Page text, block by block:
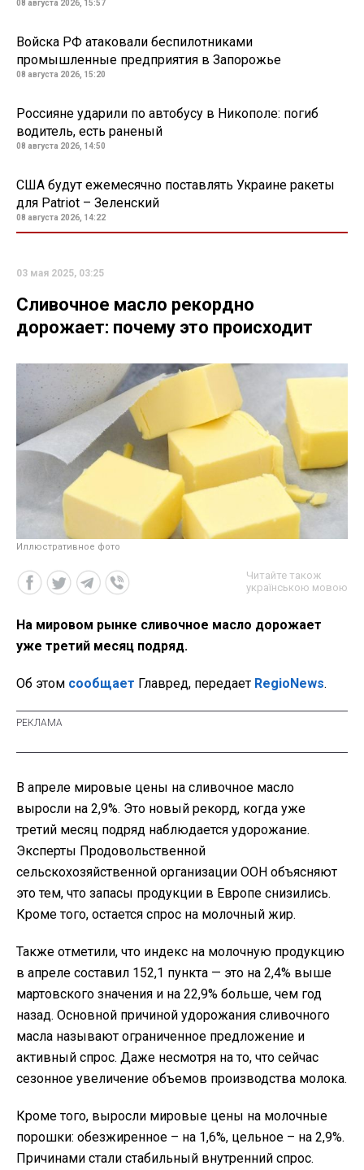
08 августа 2026, 15:57
Войска РФ атаковали беспилотниками
промышленные предприятия в Запорожье
08 августа 2026, 15:20
Россияне ударили по автобусу в Никополе: погиб
водитель, есть раненый
08 августа 2026, 14:50
США будут ежемесячно поставлять Украине ракеты
для Patriot – Зеленский
08 августа 2026, 14:22
03 мая 2025, 03:25
Сливочное масло рекордно
дорожает: почему это происходит
Иллюстративное фото
Читайте також
українською мовою
На мировом рынке сливочное масло дорожает
уже третий месяц подряд.
Об этом сообщает Главред, передает RegioNews.
В апреле мировые цены на сливочное масло
выросли на 2,9%. Это новый рекорд, когда уже
третий месяц подряд наблюдается удорожание.
Эксперты Продовольственной
сельскохозяйственной организации ООН объясняют
это тем, что запасы продукции в Европе снизились.
Кроме того, остается спрос на молочный жир.
Также отметили, что индекс на молочную продукцию
в апреле составил 152,1 пункта — это на 2,4% выше
мартовского значения и на 22,9% больше, чем год
назад. Основной причиной удорожания сливочного
масла называют ограниченное предложение и
активный спрос. Даже несмотря на то, что сейчас
сезонное увеличение объемов производства молока.
Кроме того, выросли мировые цены на молочные
порошки: обезжиренное – на 1,6%, цельное – на 2,9%.
Причинами стали стабильный внутренний спрос.